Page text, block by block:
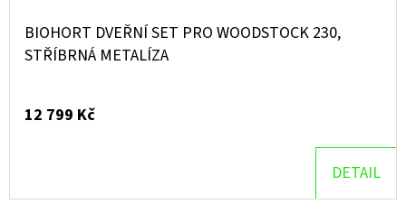
BIOHORT DVEŘNÍ SET PRO WOODSTOCK 230,
STŘÍBRNÁ METALÍZA
12 799 Kč
DETAIL